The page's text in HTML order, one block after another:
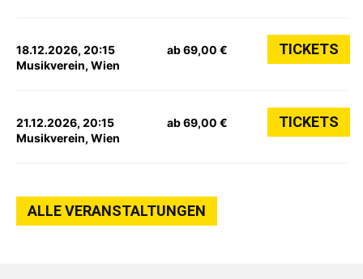
18.12.2026, 20:15
Musikverein, Wien
ab 69,00 € TICKETS
21.12.2026, 20:15
Musikverein, Wien
ab 69,00 € TICKETS
ALLE VERANSTALTUNGEN